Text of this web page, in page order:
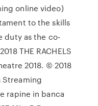
online video)
to the skills
duty as the co-
THE RACHELS
2018. © 2018
Streaming
rapine in banca